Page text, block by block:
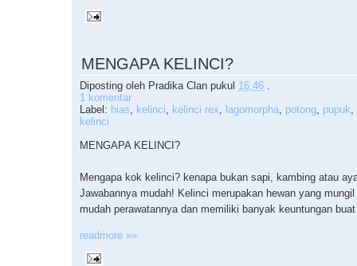
MENGAPA KELINCI?
Diposting oleh Pradika Clan pukul 16.46
1 komentar
Label: hias kelinci kelinci rex lagomorpha potong pupuk
kelinci
MENGAPA KELINCI?
Mengapa kok kelinci? kenapa bukan sapi, kambing atau
Jawabannya mudah! Kelinci merupakan hewan yang
mudah perawatannya dan memiliki banyak keuntungan
readmore »»